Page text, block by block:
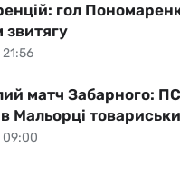
гол
звитягу
09:00
матч Забарного:
Мальорці